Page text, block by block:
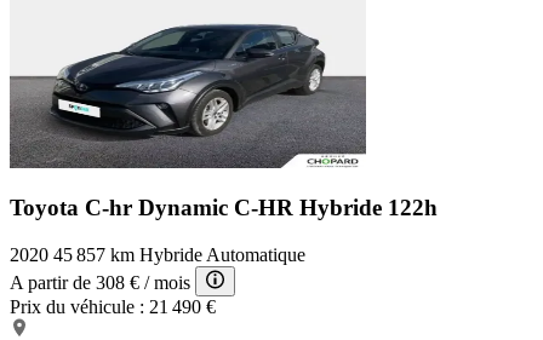
Toyota C-hr Dynamic C-HR Hybride 122h
2020 45 857 km Hybride Automatique
A partir de 308 € / mois
Prix du véhicule : 21 490 €